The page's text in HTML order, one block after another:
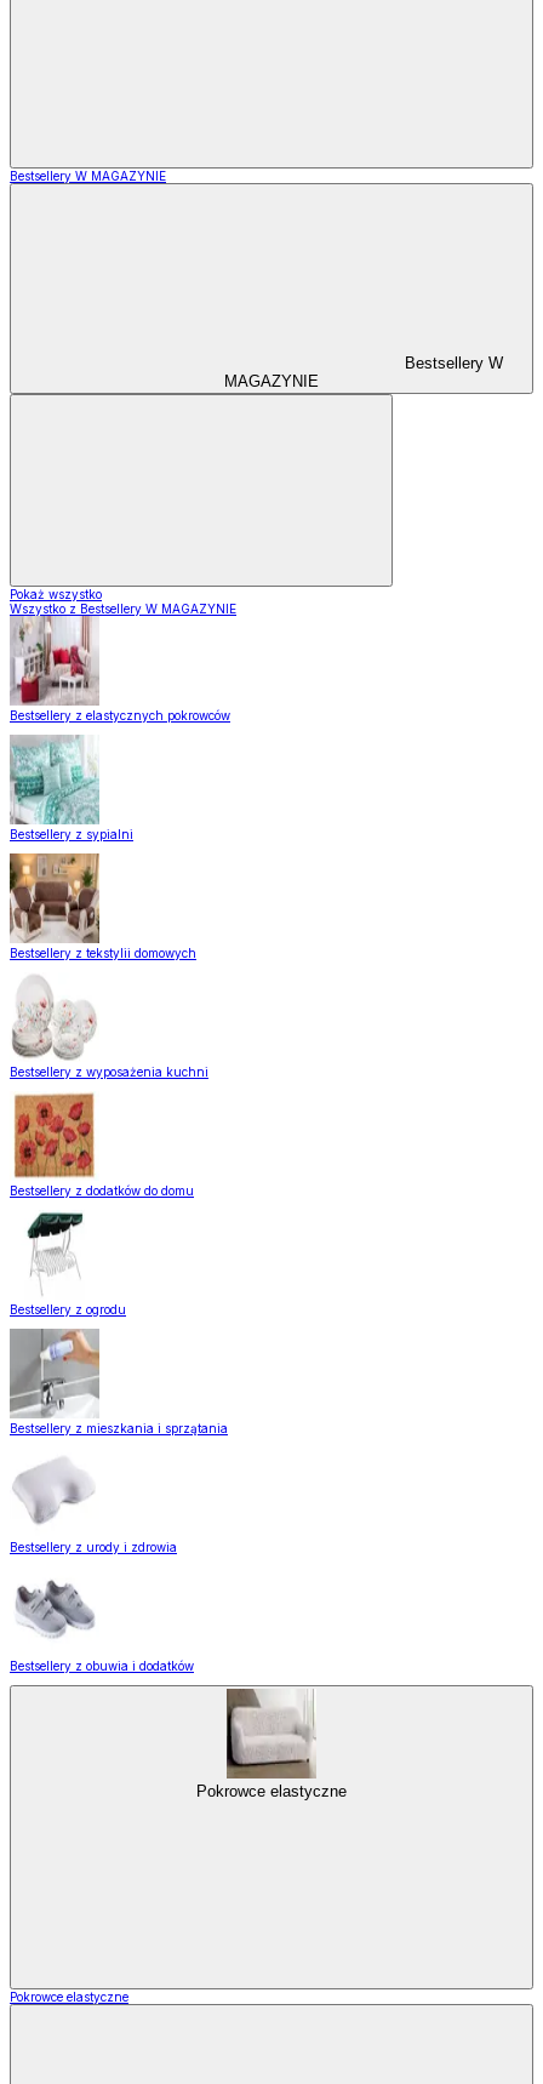
Bestsellery W MAGAZYNIE
Bestsellery W
MAGAZYNIE
Pokaż wszystko
Wszystko z Bestsellery W MAGAZYNIE
Bestsellery z elastycznych pokrowców
Bestsellery z sypialni
Bestsellery z tekstylii domowych
Bestsellery z wyposażenia kuchni
Bestsellery z dodatków do domu
Bestsellery z ogrodu
Bestsellery z mieszkania i sprzątania
Bestsellery z urody i zdrowia
Bestsellery z obuwia i dodatków
Pokrowce elastyczne
Pokrowce elastyczne